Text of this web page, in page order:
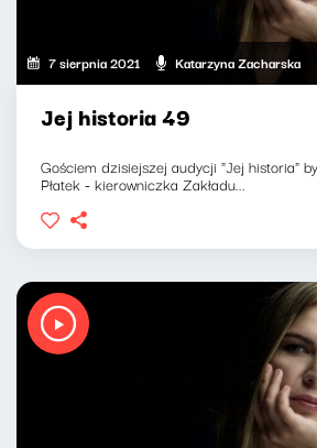
7 sierpnia 2021 Katarzyna Zacharska
Jej historia 49
Gościem dzisiejszej audycji "Jej historia"
Płatek - kierowniczka Zakładu...